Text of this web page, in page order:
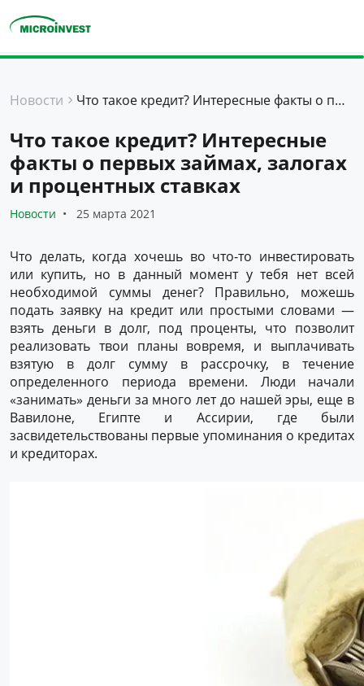
О компании
Для клиентов
Новости Что такое кредит? Интересные факты о первых займах, залогах и процентных ставках
Что такое кредит? Интересные
факты о первых займах, залогах
и процентных ставках
Новости 25 марта 2021
Что делать, когда хочешь во что-то инвестировать
или купить, но в данный момент у тебя нет всей
необходимой суммы денег? Правильно, можешь
подать заявку на кредит или простыми словами —
взять деньги в долг, под проценты, что позволит
реализовать твои планы вовремя, и выплачивать
взятую в долг сумму в рассрочку, в течение
определенного периода времени. Люди начали
«занимать» деньги за много лет до нашей эры, еще в
Вавилоне, Египте и Ассирии, где были
засвидетельствованы первые упоминания о кредитах
и кредиторах.